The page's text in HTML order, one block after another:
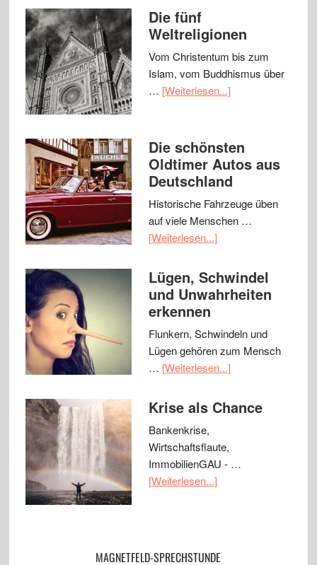
Die fünf
Weltreligionen
Vom Christentum bis zum
Islam, vom Buddhismus über
… [Weiterlesen...]
Die schönsten
Oldtimer Autos aus
Deutschland
Historische Fahrzeuge üben
auf viele Menschen …
[Weiterlesen...]
Lügen, Schwindel
und Unwahrheiten
erkennen
Flunkern, Schwindeln und
Lügen gehören zum Mensch
… [Weiterlesen...]
Krise als Chance
Bankenkrise,
Wirtschaftsflaute,
ImmobilienGAU - …
[Weiterlesen...]
MAGNETFELD-SPRECHSTUNDE